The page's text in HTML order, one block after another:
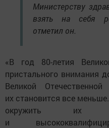
Министерству
взять на себя
отметил он.
«В год 80-летия
пристального внимания
Великой
их становится все
окружить их
и